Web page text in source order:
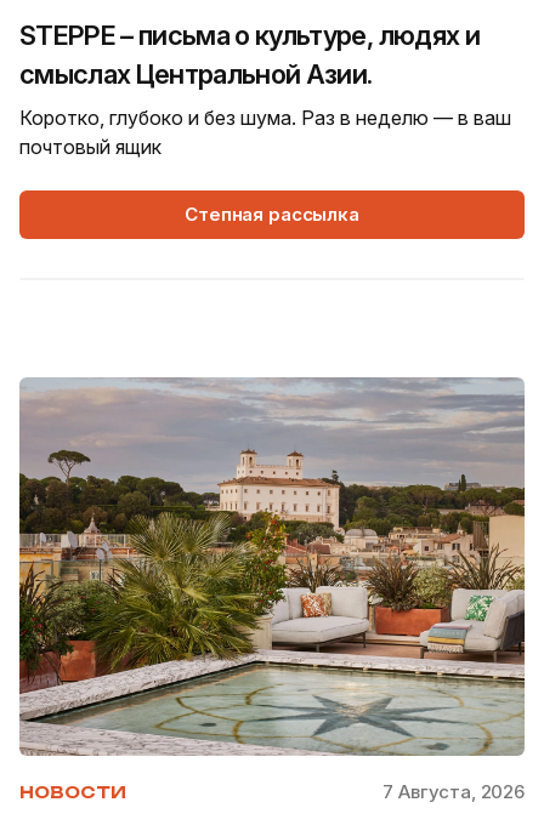
STEPPE – письма о культуре, людях и
смыслах Центральной Азии.
Коротко, глубоко и без шума. Раз в неделю — в ваш
почтовый ящик
Степная рассылка
НОВОСТИ 7 Августа, 2026